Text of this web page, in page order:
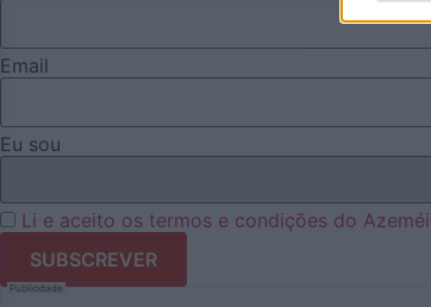
Email
Eu sou
Li e aceito os termos e condições do
Publicidade